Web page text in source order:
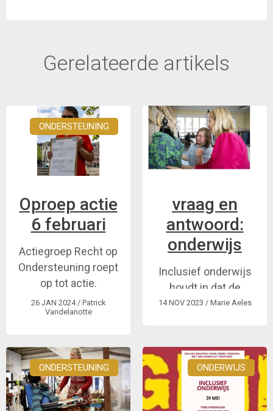
Gerelateerde artikels
ONDERSTEUNING
Oproep actie
6 februari
Actiegroep Recht op
Ondersteuning roept
op tot actie.
26 JAN 2024/ Patrick
Vandelanotte
vraag en
antwoord:
onderwijs
Inclusief onderwijs
houdt in dat de
gewone school
leerlingen met extra
ondersteuningsnoden
of een handicap
houdt inclusief
14 NOV 2023 / Marie Aeles
ONDERSTEUNING ONDERWIJS